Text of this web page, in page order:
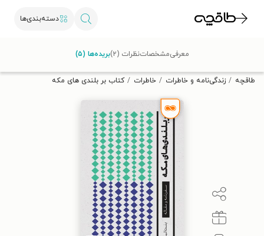
دسته‌بندی‌ها
تخفیف از طاقچه دریافت کن.
طاقچه زندگی‌نامه و خاطرات خاطرات کتاب بر بلندی های مکه
معرفیمشخصاتنظرات (۲) بریده‌ها (۵)